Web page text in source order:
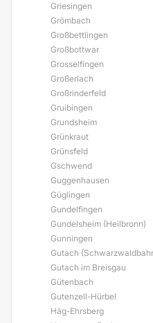
Griesingen
Grömbach
Großbettlingen
Großbottwar
Grosselfingen
Großerlach
Großrinderfeld
Gruibingen
Grundsheim
Grünkraut
Grünsfeld
Gschwend
Guggenhausen
Güglingen
Gundelfingen
Gundelsheim (Heilbronn)
Gunningen
Gutach
Gutach im Breisgau
Gütenbach
Gutenzell-Hürbel
Häg-Ehrsberg